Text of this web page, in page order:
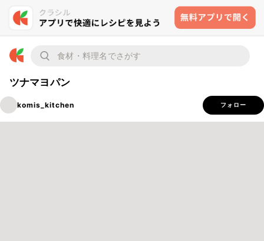
ツナマヨパン
komis_kitchen フォロー